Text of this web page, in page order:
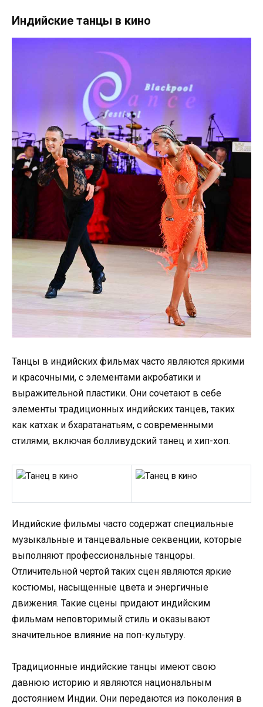
Индийские танцы в кино
Танцы в индийских фильмах часто являются яркими
и красочными, с элементами акробатики и
выражительной пластики. Они сочетают в себе
элементы традиционных индийских танцев, таких
как катхак и бхаратанатьям, с современными
стилями, включая болливудский танец и хип-хоп.
Индийские фильмы часто содержат специальные
музыкальные и танцевальные секвенции, которые
выполняют профессиональные танцоры.
Отличительной чертой таких сцен являются яркие
костюмы, насыщенные цвета и энергичные
движения. Такие сцены придают индийским
фильмам неповторимый стиль и оказывают
значительное влияние на поп-культуру.
Традиционные индийские танцы имеют свою
давнюю историю и являются национальным
достоянием Индии. Они передаются из поколения в